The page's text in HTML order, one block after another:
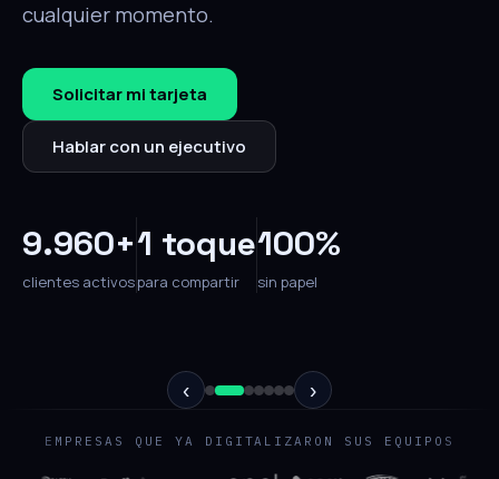
cualquier momento.
Solicitar mi tarjeta
Hablar con un ejecutivo
9.960+
clientes activos
1 toque
para compartir
100%
sin papel
‹ ›
EMPRESAS QUE YA DIGITALIZARON SUS EQUIPOS